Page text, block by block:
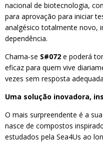
nacional de biotecnologia,
para aprovação para iniciar
analgésico totalmente novo,
dependência.
Chama-se S#072 e poderá
eficaz para quem vive
vezes sem resposta
Uma solução inovadora,
O mais surpreendente é a
nasce de compostos
estudados pela Sea4Us ao